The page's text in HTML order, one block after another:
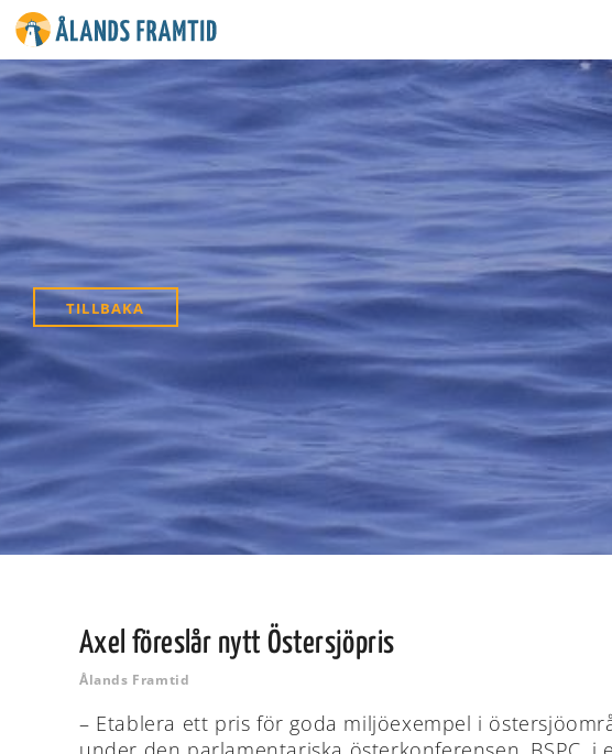
TILLBAKA
Axel föreslår nytt Östersjöpris
Ålands Framtid
– Etablera ett pris för goda miljöexempel i